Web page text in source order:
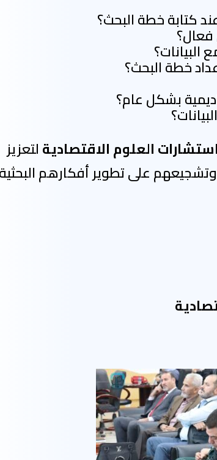
كتابة خطة البحث؟
خطة البحث؟
بشكل عام؟
العلوم الاقتصاديةلتعزيز
على تطوير أفكارهم